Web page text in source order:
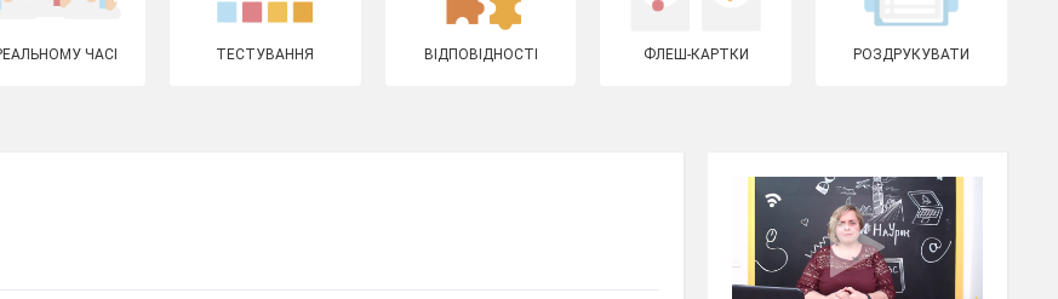
ЧАСІ ТЕСТУВАННЯ ВІДПОВІДНОСТІ ФЛЕШ-КАРТКИ РОЗДРУКУВАТИ